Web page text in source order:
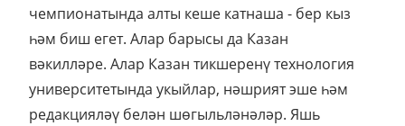
чемпионатында алты кеше катнаша - бер кыз
һәм биш егет. Алар барысы да Казан
вәкилләре. Алар Казан тикшеренү технология
университетында укыйлар, нәшрият эше һәм
редакцияләү белән шөгыльләнәләр. Яшь